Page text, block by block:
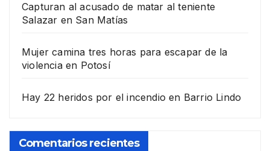
Capturan al acusado de matar al teniente
Salazar en San Matías
Mujer camina tres horas para escapar de la
violencia en Potosí
Hay 22 heridos por el incendio en Barrio Lindo
Comentarios recientes